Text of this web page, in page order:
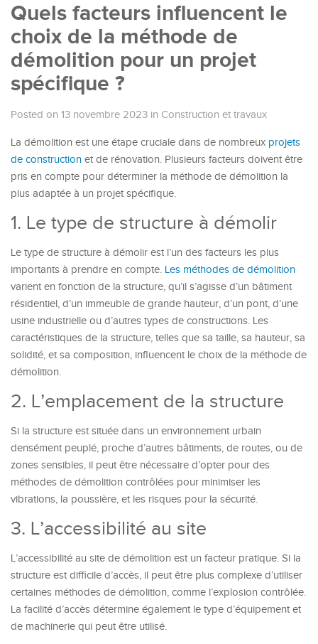
Quels facteurs influencent le
choix de la méthode de
démolition pour un projet
spécifique ?
Posted on 13 novembre 2023 in Construction et travaux
La démolition est une étape cruciale dans de nombreux projets
de construction et de rénovation. Plusieurs facteurs doivent être
pris en compte pour déterminer la méthode de démolition la
plus adaptée à un projet spécifique.
1. Le type de structure à démolir
Le type de structure à démolir est l’un des facteurs les plus
importants à prendre en compte. Les méthodes de démolition
varient en fonction de la structure, qu’il s’agisse d’un bâtiment
résidentiel, d’un immeuble de grande hauteur, d’un pont, d’une
usine industrielle ou d’autres types de constructions. Les
caractéristiques de la structure, telles que sa taille, sa hauteur, sa
solidité, et sa composition, influencent le choix de la méthode de
démolition.
2. L’emplacement de la structure
Si la structure est située dans un environnement urbain
densément peuplé, proche d’autres bâtiments, de routes, ou de
zones sensibles, il peut être nécessaire d’opter pour des
méthodes de démolition contrôlées pour minimiser les
vibrations, la poussière, et les risques pour la sécurité.
3. L’accessibilité au site
L’accessibilité au site de démolition est un facteur pratique. Si la
structure est difficile d’accès, il peut être plus complexe d’utiliser
certaines méthodes de démolition, comme l’explosion contrôlée.
La facilité d’accès détermine également le type d’équipement et
de machinerie qui peut être utilisé.